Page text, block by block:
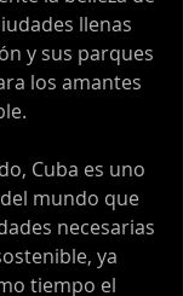
llenas
y sus parques
los amantes
Cuba es uno
mundo que
necesarias
ya
tiempo el